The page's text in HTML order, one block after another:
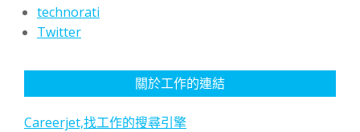
technorati
Twitter
關於工作的連結
Careerjet,找工作的搜尋引擎